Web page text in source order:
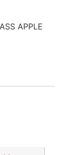
APPLE